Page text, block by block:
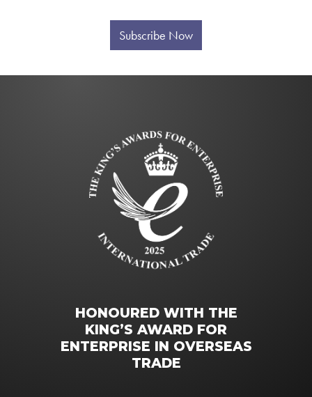
Subscribe Now
HONOURED WITH THE
KING’S AWARD FOR
ENTERPRISE IN OVERSEAS
TRADE